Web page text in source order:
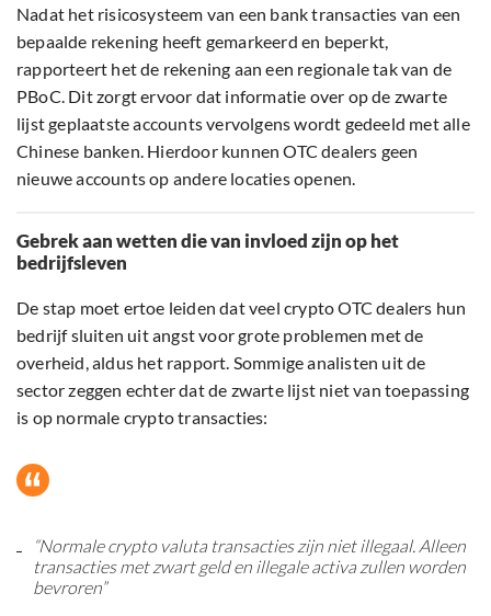
Nadat het risicosysteem van een bank transacties van een
bepaalde rekening heeft gemarkeerd en beperkt,
rapporteert het de rekening aan een regionale tak van de
PBoC. Dit zorgt ervoor dat informatie over op de zwarte
lijst geplaatste accounts vervolgens wordt gedeeld met alle
Chinese banken. Hierdoor kunnen OTC dealers geen
nieuwe accounts op andere locaties openen.
Gebrek aan wetten die van invloed zijn op het
bedrijfsleven
De stap moet ertoe leiden dat veel crypto OTC dealers hun
bedrijf sluiten uit angst voor grote problemen met de
overheid, aldus het rapport. Sommige analisten uit de
sector zeggen echter dat de zwarte lijst niet van toepassing
is op normale crypto transacties:
“Normale crypto valuta transacties zijn niet illegaal. Alleen
transacties met zwart geld en illegale activa zullen worden
bevroren”